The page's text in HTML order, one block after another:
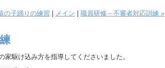
の子踊りの練習 メイン 職員研修～不審者対応訓練 »
駆け込み方を指導してくださいました。